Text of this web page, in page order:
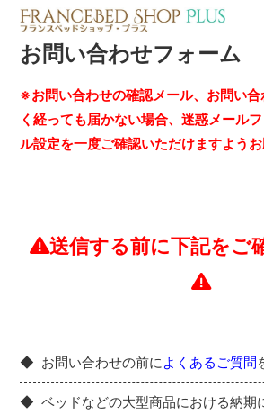
お問い合わせフォーム
※お問い合わせの確認メール、お問い
く経っても届かない場合、迷惑メール
ル設定を一度ご確認いただけますようお
送信する前に下記をご
お問い合わせの前に よくあるご質問
ベッドなどの大型商品における納期